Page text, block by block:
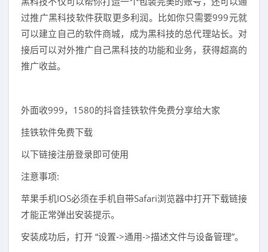
过推广黑科技软件获取更多利润。比如你只需要999元就
可以建立自己的软件商城，成为黑科技的总代理站长。对
接后可以对外推广自己黑科技的功能和业务，获得超高的
推广收益。
外面收999，1580的抖音挂铁软件免费分享给大家
挂铁软件免费下载
以下链接注册登录即可使用
注意事项:
苹果手机IOS必须在手机自带Safari浏览器中打开下载链接
才能正常弹出安装提示。
安装成功后，打开 “设置->通用->描述文件与设备管理”。